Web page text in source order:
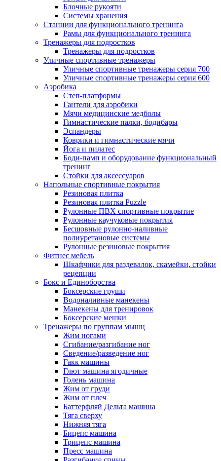
Блочные рукояти
Системы хранения
Станции для функционального тренинга
Рамы для функционального тренинга
Тренажеры для подростков
Тренажеры для подростков
Уличные спортивные тренажеры
Уличные спортивные тренажеры серия 700
Уличные спортивные тренажеры серия 600
Аэробика
Степ-платформы
Гантели для аэробики
Мячи медицинские медболы
Гимнастические палки, бодибары
Эспандеры
Коврики и гимнастические мячи
Йога и пилатес
Боди-памп и оборудование функциональный
тренинг
Стойки для аксессуаров
Напольные спортивные покрытия
Резиновая плитка
Резиновая плитка Puzzle
Рулонные ПВХ спортивные покрытие
Рулонные каучуковые покрытия
Бесшовные рулонно-наливные
полиуретановые системы
Рулонные резиновые покрытия
Фитнес мебель
Шкафчики для раздевалок, скамейки, стойки
рецепции
Бокс и Единоборства
Боксерские груши
Водоналивные манекены
Манекены для тренировок
Боксерские мешки
Тренажеры по группам мышц
Жим ногами
Сгибание/разгибание ног
Сведение/разведение ног
Гакк машины
Глют машина ягодичные
Голень машина
Жим от груди
Жим от плеч
Баттерфляй Дельта машина
Тяга сверху
Нижняя тяга
Бицепс машина
Трицепс машина
Пресс машина